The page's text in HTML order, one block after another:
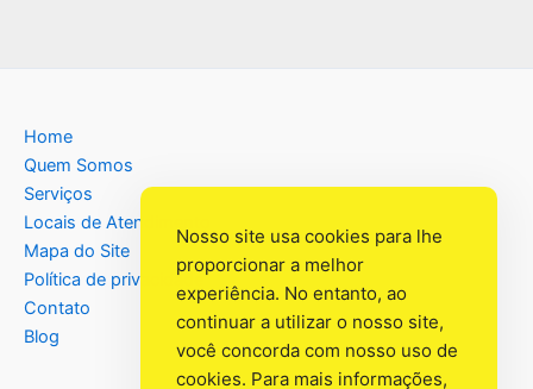
Home
Quem Somos
Serviços
Locais de Atendimento
Mapa do Site
Política de privacidade
Contato
Blog
Nosso site usa cookies para lhe
proporcionar a melhor
experiência. No entanto, ao
continuar a utilizar o nosso site,
você concorda com nosso uso de
cookies. Para mais informações,